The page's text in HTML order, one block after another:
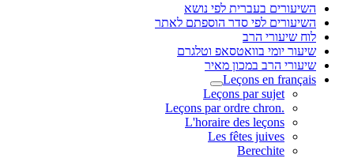
השיעורים בעברית לפי נושא
השיעורים לפי סדר הוספתם לאתר
לוח שיעורי הרב
שיעור יומי בוואטסאפ וטלגרם
שיעורי הרב במכון מאיר
Leçons en français
Leçons par sujet
.Leçons par ordre chron
L'horaire des leçons
Les fêtes juives
Berechite